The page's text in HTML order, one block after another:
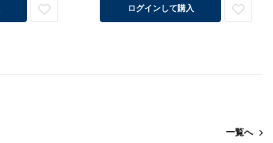
ログインして購入
一覧へ